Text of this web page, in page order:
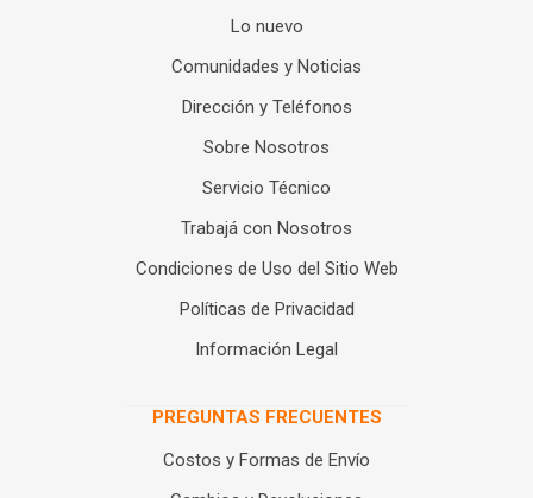
Lo nuevo
Comunidades y Noticias
Dirección y Teléfonos
Sobre Nosotros
Servicio Técnico
Trabajá con Nosotros
Condiciones de Uso del Sitio Web
Políticas de Privacidad
Información Legal
PREGUNTAS FRECUENTES
Costos y Formas de Envío